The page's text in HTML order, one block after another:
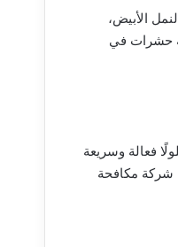
الأبيض،
حشرات في
فعالة وسريعة
شركة مكافحة